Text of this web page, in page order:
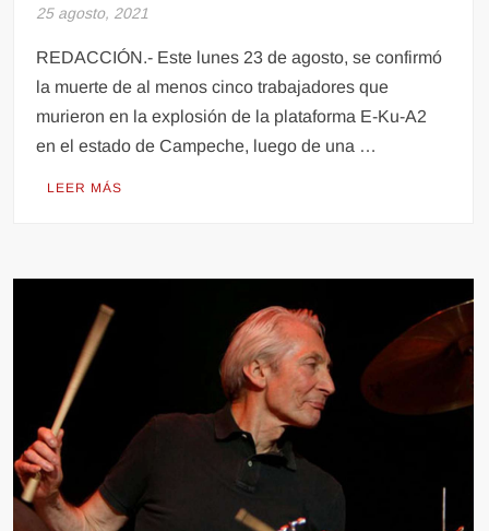
25 agosto, 2021
REDACCIÓN.- Este lunes 23 de agosto, se confirmó
la muerte de al menos cinco trabajadores que
murieron en la explosión de la plataforma E-Ku-A2
en el estado de Campeche, luego de una …
LEER MÁS